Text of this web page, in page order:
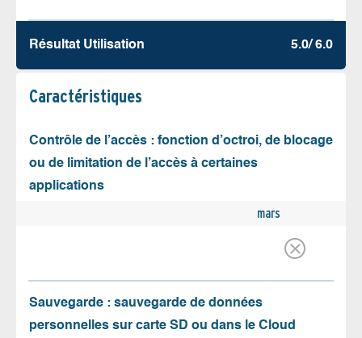
Résultat Utilisation 5.0/ 6.0
Caractéristiques
Contrôle de l’accès : fonction d’octroi, de blocage
ou de limitation de l’accès à certaines
applications
mars
Sauvegarde : sauvegarde de données
personnelles sur carte SD ou dans le Cloud